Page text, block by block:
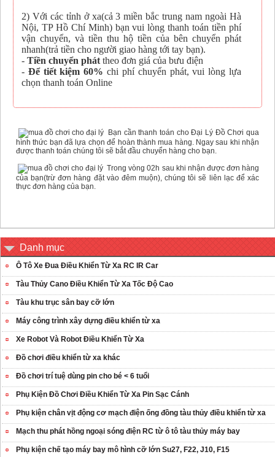
2) Với các tỉnh ở xa(cả 3 miền bắc trung nam ngoài Hà
Nội, TP Hồ Chí Minh) bạn vui lòng thanh toán tiền phí
vận chuyển, và tiền thu hộ tiền của bên chuyển phát
nhanh(trả tiền cho người giao hàng tới tay bạn).
- Tiền chuyển phát theo đơn giá của bưu điện
- Để tiết kiệm 60% chi phí chuyển phát, vui lòng lựa
chọn thanh toán Online
Bạn cần thanh toán cho Đại Lý Đồ Chơi qua
hình thức bạn đã lựa chọn để hoàn thành mua hàng. Ngay sau khi nhận
được thanh toán chúng tôi sẽ bắt đầu chuyển hàng cho bạn.
Trong vòng 02h sau khi nhận được đơn hàng
của bạn(trừ đơn hàng đặt vào đêm muộn), chúng tôi sẽ liên lạc để xác
thực đơn hàng của bạn.
Danh mục
Ô Tô Xe Đua Điều Khiển Từ Xa RC IR Car
Tàu Thủy Cano Điều Khiển Từ Xa Tốc Độ Cao
Tàu khu trục sân bay cỡ lớn
Máy công trình xây dựng điều khiển từ xa
Xe Robot Và Robot Điều Khiển Từ Xa
Đồ chơi điều khiển từ xa khác
Đồ chơi trí tuệ dùng pin cho bé < 6 tuổi
Phụ Kiện Đồ Chơi Điều Khiển Từ Xa Pin Sạc Cánh
Phụ kiện chân vịt động cơ mạch điện ống đồng tàu thủy điều khiển từ xa
Mạch thu phát hồng ngoại sóng điện RC từ ô tô tàu thủy máy bay
Phụ kiện chế tạo máy bay mô hình cỡ lớn Su27, F22, J10, F15